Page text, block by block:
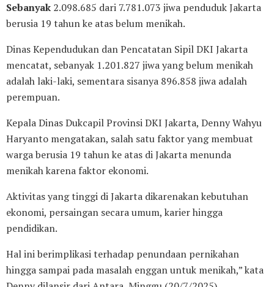
Sebanyak 2.098.685 dari 7.781.073 jiwa penduduk Jakarta
berusia 19 tahun ke atas belum menikah.
Dinas Kependudukan dan Pencatatan Sipil DKI Jakarta
mencatat, sebanyak 1.201.827 jiwa yang belum menikah
adalah laki-laki, sementara sisanya 896.858 jiwa adalah
perempuan.
‎Kepala Dinas Dukcapil Provinsi DKI Jakarta, Denny Wahyu
Haryanto mengatakan, salah satu faktor yang membuat
warga berusia 19 tahun ke atas di Jakarta menunda
menikah karena faktor ekonomi.
‎Aktivitas yang tinggi di Jakarta dikarenakan kebutuhan
ekonomi, persaingan secara umum, karier hingga
pendidikan.
Hal ini berimplikasi terhadap penundaan pernikahan
hingga sampai pada masalah enggan untuk menikah,” kata